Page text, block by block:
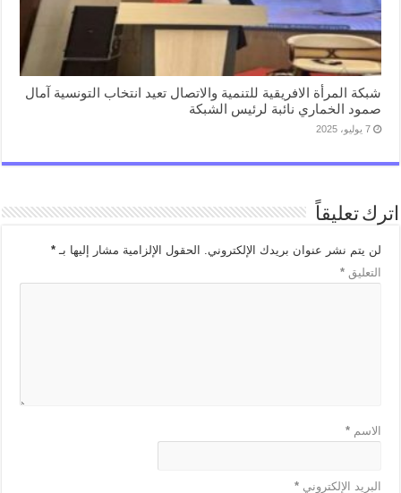
شبكة المرأة الافريقية للتنمية والاتصال تعيد انتخاب التونسية آمال
صمود الخماري نائبة لرئيس الشبكة
7 يوليو، 2025
اترك تعليقاً
لن يتم نشر عنوان بريدك الإلكتروني. الحقول الإلزامية مشار إليها بـ*
التعليق*
الاسم*
البريد الإلكتروني*